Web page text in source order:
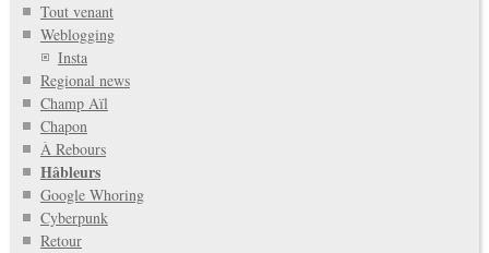
Tout venant
Weblogging
Insta
Regional news
Champ Aïl
Chapon
À Rebours
Hâbleurs
Google Whoring
Cyberpunk
Retour